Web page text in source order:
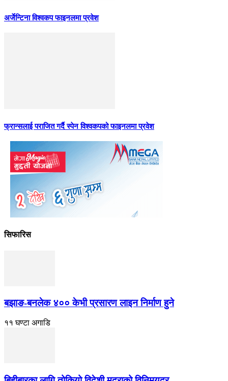
अर्जेन्टिना विश्वकप फाइनलमा प्रवेश
फ्रान्सलाई पराजित गर्दै स्पेन विश्वकपको फाइनलमा प्रवेश
सिफारिस
बझाङ-बनलेक ४०० केभी प्रसारण लाइन निर्माण हुने
११ घण्टा अगाडि